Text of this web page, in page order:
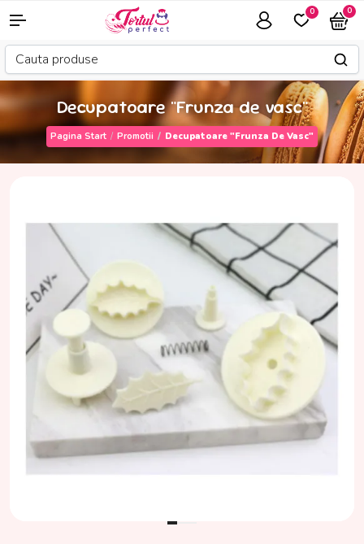
0 0
Decupatoare "Frunza de vasc"
Pagina Start Promotii Decupatoare "Frunza De Vasc"